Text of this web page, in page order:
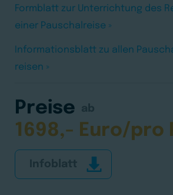
Touristische
Formblatt zur Unterrichtung des
einer Pauschalreise »
Informationsblatt zu allen
reisen »
Preise ab
1698,- Euro/pro
Infoblatt